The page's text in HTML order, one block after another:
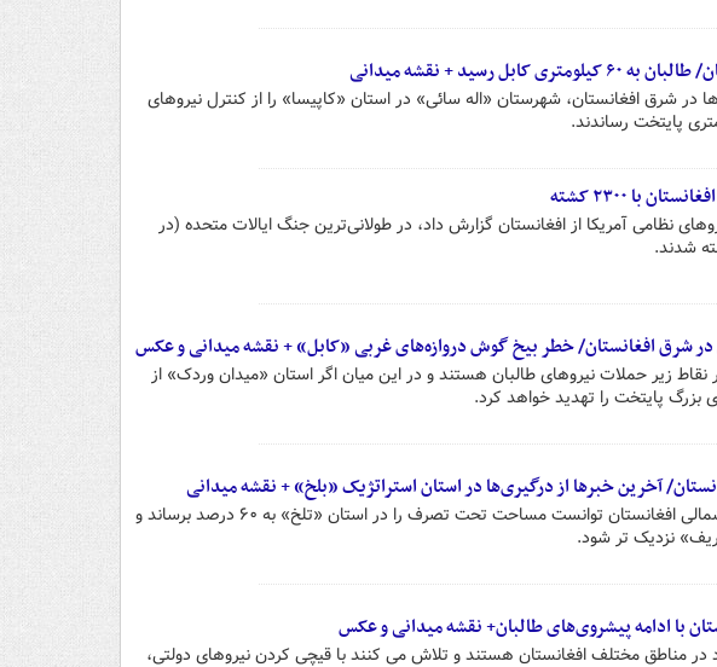
رسید + نقشه میدانی
در شرق افغانستان، شهرستان «اله سائی» در استان «کاپیسا» را از کنترل نیروهای
نظامی آمریکا از افغانستان گزارش داد، در طولانی‌ترین جنگ ایالات متحده (در
در شرق افغانستان/ خطر بیخ گوش دروازه‌های غربی «کابل» + نقشه میدانی و عکس
زیر حملات نیروهای طالبان هستند و در این میان اگر استان «میدان وردک» از
بزرگ پایتخت را تهدید خواهد کرد.
آخرین خبرها از درگیری‌ها در استان استراتژیک «بلخ» + نقشه میدانی
طالبان با ادامه پیشروی ها در مناطق شمالی افغانستان توانست مساحت تحت تصرف را در استان «تلخ» به ۶۰ درصد برساند و
نزدیک تر شود.
با ادامه پیشروی‌های طالبان+ نقشه میدانی و عکس
در مناطق مختلف افغانستان هستند و تلاش می کنند با قیچی کردن نیروهای دولتی،